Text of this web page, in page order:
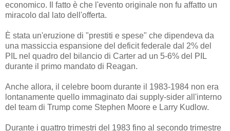
economico. Il fatto è che l'evento originale non fu affatto un
miracolo dal lato dell'offerta.
È stata un'eruzione di "prestiti e spese" che dipendeva da
una massiccia espansione del deficit federale dal 2% del
PIL nel quadro del bilancio di Carter ad un 5-6% del PIL
durante il primo mandato di Reagan.
Anche allora, il celebre boom durante il 1983-1984 non era
lontanamente quello immaginato dai supply-sider all'interno
del team di Trump come Stephen Moore e Larry Kudlow.
Durante i quattro trimestri del 1983 fino al secondo trimestre